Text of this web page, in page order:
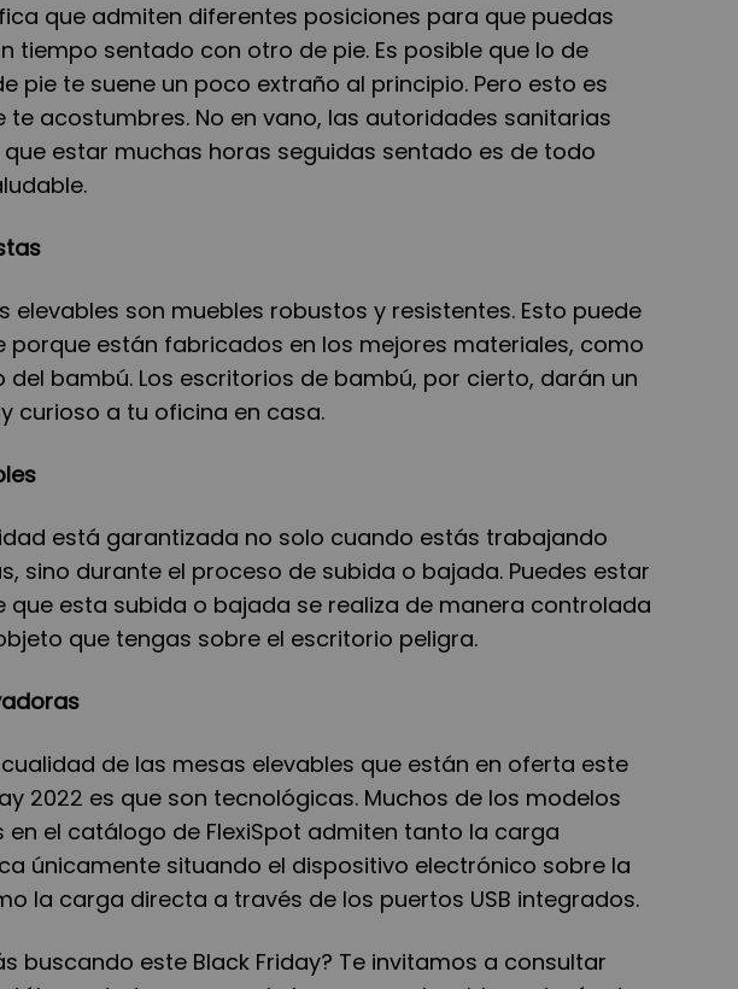
que admiten diferentes posiciones para que puedas
tiempo sentado con otro de pie. Es posible que lo de
pie te suene un poco extraño al principio. Pero esto es
te acostumbres. No en vano, las autoridades sanitarias
estar muchas horas seguidas sentado es de todo
elevables son muebles robustos y resistentes. Esto puede
porque están fabricados en los mejores materiales, como
del bambú. Los escritorios de bambú, por cierto, darán un
curioso a tu oficina en casa.
está garantizada no solo cuando estás trabajando
sino durante el proceso de subida o bajada. Puedes estar
que esta subida o bajada se realiza de manera controlada
que tengas sobre el escritorio peligra.
de las mesas elevables que están en oferta este
2022 es que son tecnológicas. Muchos de los modelos
en el catálogo de FlexiSpot admiten tanto la carga
únicamente situando el dispositivo electrónico sobre la
la carga directa a través de los puertos USB integrados.
buscando este Black Friday? Te invitamos a consultar